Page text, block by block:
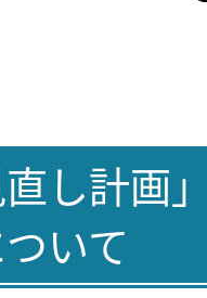
直し計画
いて